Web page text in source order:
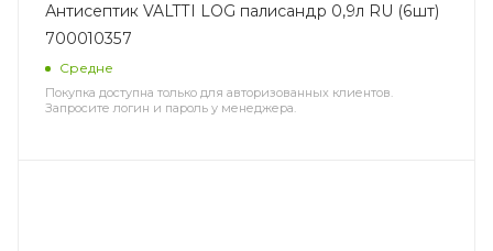
Антисептик VALTTI LOG палисандр 0,9л RU (6шт)
700010357
Средне
Покупка доступна только для авторизованных клиентов.
Запросите логин и пароль у менеджера.